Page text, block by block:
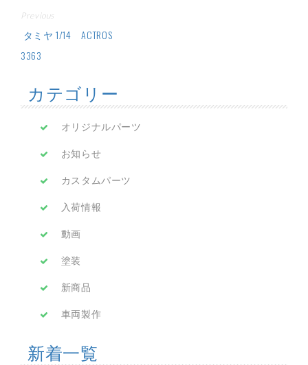
投
稿
ナ
ビ
ゲ
ー
シ
ョ
ン
Previous
タミヤ 1/14 ACTROS
3363
カテゴリー
オリジナルパーツ
お知らせ
カスタムパーツ
入荷情報
動画
塗装
新商品
車両製作
新着一覧